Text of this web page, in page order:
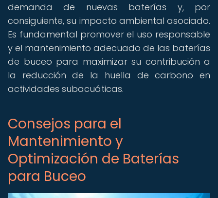
demanda de nuevas baterías y, por
consiguiente, su impacto ambiental asociado.
Es fundamental promover el uso responsable
y el mantenimiento adecuado de las baterías
de buceo para maximizar su contribución a
la reducción de la huella de carbono en
actividades subacuáticas.
Consejos para el
Mantenimiento y
Optimización de Baterías
para Buceo